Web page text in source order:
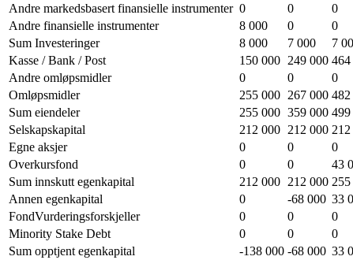
Andre markedsbasert finansielle instrumenter 0 0 0
Andre finansielle instrumenter
8 000 0 0
Sum Investeringer
8 000 7 000 7
Kasse / Bank / Post
150 000 249 000 464
Andre omløpsmidler
0 0 0
Omløpsmidler
255 000 267 000 482
Sum eiendeler
255 000 359 000 499
Selskapskapital
212 000 212 000
Egne aksjer
0 0 0
Overkursfond
0 0 43
Sum innskutt egenkapital
212 000 212 000
Annen egenkapital
0 -68 000 33
FondVurderingsforskjeller
0 0 0
Minority Stake Debt
0 0 0
Sum opptjent egenkapital
-138 000 -68 000 33